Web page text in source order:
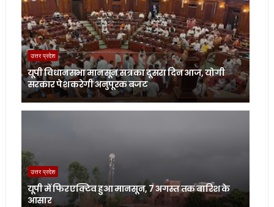
उत्तर प्रदेश
यूपी विधानसभा मानसून सत्र का दूसरा दिन आज, योगी
सरकार पेश करेगी अनुपूरक बजट
उत्तर प्रदेश
यूपी में फिर एक्टिव हुआ मानसून, 7 अगस्त तक बारिश के
आसार